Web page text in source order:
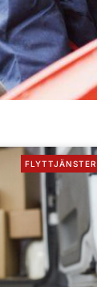
FLYTTJÄNSTER